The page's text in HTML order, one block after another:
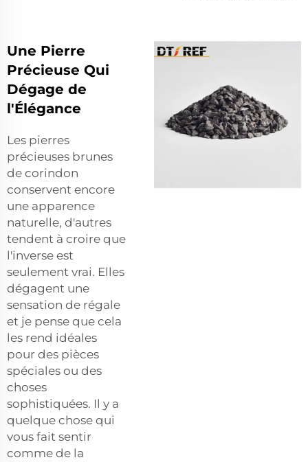
Une Pierre
Précieuse Qui
Dégage de
l'Élégance
Les pierres
précieuses brunes
de corindon
conservent encore
une apparence
naturelle, d'autres
tendent à croire que
l'inverse est
seulement vrai. Elles
dégagent une
sensation de régale
et je pense que cela
les rend idéales
pour des pièces
spéciales ou des
choses
sophistiquées. Il y a
quelque chose qui
vous fait sentir
comme de la